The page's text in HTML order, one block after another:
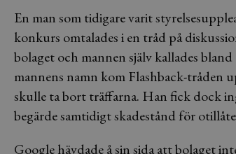
En man som tidigare varit
konkurs omtalades i en tråd på
bolaget och mannen själv kallades
mannens namn kom Flashback-tråden
skulle ta bort träffarna. Han fick dock
begärde samtidigt skadestånd för
Google hävdade å sin sida att bolaget